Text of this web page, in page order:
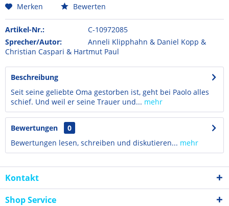
Merken Bewerten
Artikel-Nr.:
C-10972085
Sprecher/Autor:
Anneli Klipphahn & Daniel Kopp &
Christian Caspari & Hartmut Paul
Beschreibung
Seit seine geliebte Oma gestorben ist, geht bei Paolo alles
schief. Und weil er seine Trauer und... mehr
Bewertungen
0
Bewertungen lesen, schreiben und diskutieren... mehr
Kontakt
Shop Service